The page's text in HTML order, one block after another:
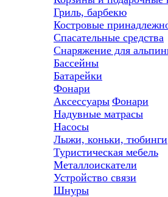
Гриль, барбекю
Костровые
Спасательные средства
Снаряжение для
Бассейны
Батарейки
Фонари
Аксессуары Фонари
Надувные матрасы
Насосы
Лыжи, коньки, тюбинги
Туристическая мебель
Металлоискатели
Устройство связи
Шнуры